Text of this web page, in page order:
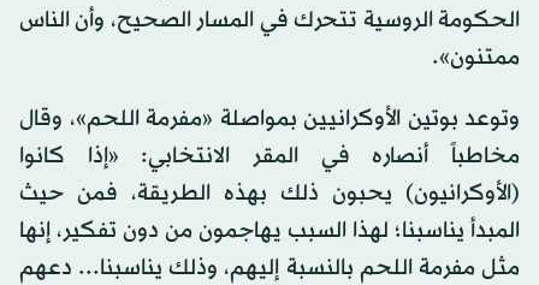
الحكومة الروسية تتحرك في المسار الصحيح، وأن الناس
ممتنون».
وتوعد بوتين الأوكرانيين بمواصلة «مفرمة اللحم»، وقال
مخاطباً أنصاره في المقر الانتخابي: «إذا كانوا
(الأوكرانيون) يحبون ذلك بهذه الطريقة، فمن حيث
المبدأ يناسبنا؛ لهذا السبب يهاجمون من دون تفكير، إنها
مثل مفرمة اللحم بالنسبة إليهم، وذلك يناسبنا... دعهم